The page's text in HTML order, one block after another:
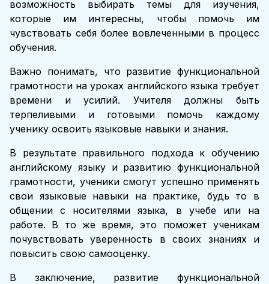
возможность выбирать темы для изучения,
которые им интересны, чтобы помочь им
чувствовать себя более вовлеченными в процесс
обучения.
Важно понимать, что развитие функциональной
грамотности на уроках английского языка требует
времени и усилий. Учителя должны быть
терпеливыми и готовыми помочь каждому
ученику освоить языковые навыки и знания.
В результате правильного подхода к обучению
английскому языку и развитию функциональной
грамотности, ученики смогут успешно применять
свои языковые навыки на практике, будь то в
общении с носителями языка, в учебе или на
работе. В то же время, это поможет ученикам
почувствовать уверенность в своих знаниях и
повысить свою самооценку.
В заключение, развитие функциональной